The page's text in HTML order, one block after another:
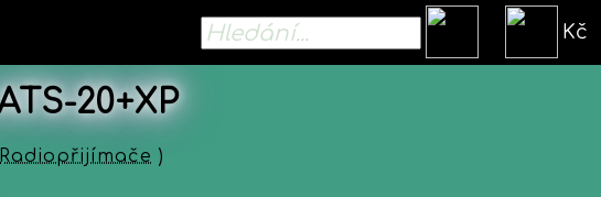
Kč
20+XP
Radiopřijímače )